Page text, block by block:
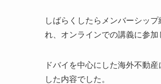
しばらくしたらメンバーシッ
れ、オンラインでの講義に参加
ドバイを中心にした海外不動
した内容でした。